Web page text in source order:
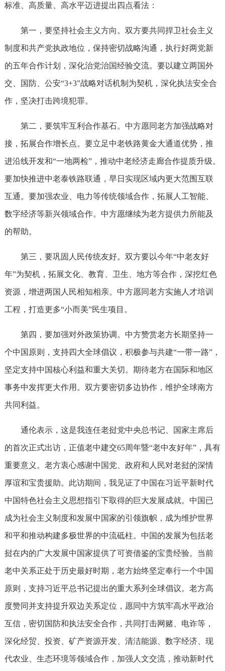
标准、高质量、高水平迈进提出四点看法：
第一，要坚持社会主义方向。双方要共同捍卫社会主义
制度和共产党执政地位，保持密切战略沟通，执行好两党新
的五年合作计划，深化治党治国经验交流。要以建立两国外
交、国防、公安“3+3”战略对话机制为契机，深化执法安全合
作，坚决打击跨境犯罪。
第二，要筑牢互利合作基石。中方愿同老方加强战略对
接，拓展合作增长点。要立足中老铁路黄金大通道优势，推
进沿线开发和“一地两检”，推动中老经济走廊合作提质升级。
要加快推进中老泰铁路联通，早日实现区域内更大范围互联
互通。要加强农业、电力等传统领域合作，拓展人工智能、
数字经济等新兴领域合作。中方愿继续为老方提供力所能及
的帮助。
第三，要巩固人民传统友好。双方要以今年“中老友好
年”为契机，拓展文化、教育、卫生、地方等合作，深挖红色
资源，增进两国人民相知相亲。中方愿同老方实施人才培训
工程，打造更多“小而美”民生项目。
第四，要加强对外政策协调。中方赞赏老方长期坚持一
个中国原则，支持四大全球倡议，积极参与共建“一带一路”，
坚定支持中国核心利益和重大关切。期待老方在国际和地区
事务中发挥更大作用。双方要密切多边协作，维护全球南方
共同利益。
通伦表示，这是我连任老挝党中央总书记、国家主席后
的首次正式出访，正值老中建交65周年暨“老中友好年”，具有
重要意义。老方衷心感谢中国党、政府和人民对老挝的深情
厚谊和宝贵援助。此访期间，我见证了中国在习近平新时代
中国特色社会主义思想指引下取得的巨大发展成就。中国已
成为社会主义制度和发展中国家的引领旗帜，成为维护世界
和平和推动构建多极世界的中流砥柱。中国的发展为包括老
挝在内的广大发展中国家提供了可资借鉴的宝贵经验。当前
老中关系正处于历史最好时期，老方始终坚定奉行一个中国
原则，支持习近平总书记提出的重大系列全球倡议。老方高
度赞同并支持提升双边关系定位，愿同中方筑牢高水平政治
互信，密切国防和执法安全合作，共同打击网赌、电诈等，
深化经贸、投资、矿产资源开发、清洁能源、数字经济、现
代农业、生态环境等领域合作，加强人文交流，推动新时代